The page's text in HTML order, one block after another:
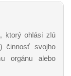
ktorý ohlási zlú
činnosť svojho
orgánu alebo